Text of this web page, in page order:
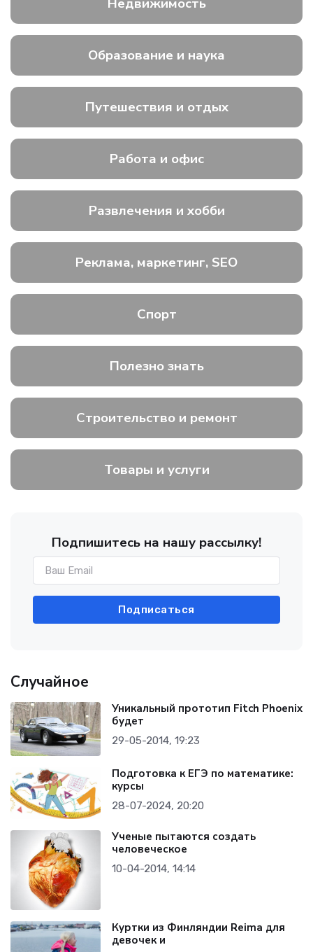
Недвижимость
Образование и наука
Путешествия и отдых
Работа и офис
Развлечения и хобби
Реклама, маркетинг, SEO
Спорт
Полезно знать
Строительство и ремонт
Товары и услуги
Подпишитесь на нашу рассылку!
Подписаться
Случайное
Уникальный прототип Fitch Phoenix
будет
29-05-2014, 19:23
Подготовка к ЕГЭ по математике:
курсы
28-07-2024, 20:20
Ученые пытаются создать
человеческое
10-04-2014, 14:14
Куртки из Финляндии Reima для
девочек и